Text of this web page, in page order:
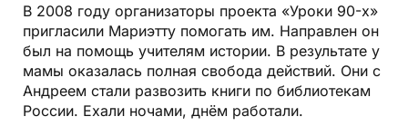
В 2008 году организаторы проекта «Уроки 90-х»
пригласили Мариэтту помогать им. Направлен он
был на помощь учителям истории. В результате у
мамы оказалась полная свобода действий. Они с
Андреем стали развозить книги по библиотекам
России. Ехали ночами, днём работали.